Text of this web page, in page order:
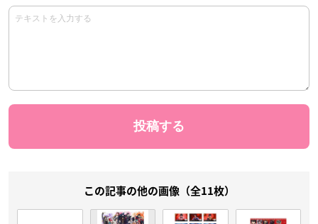
この記事の他の画像（全11枚）